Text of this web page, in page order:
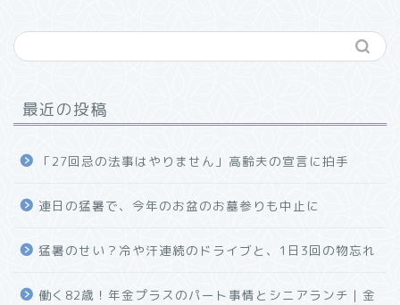
最近の投稿
「27回忌の法事はやりません」高齢夫の宣言に拍手
連日の猛暑で、今年のお盆のお墓参りも中止に
猛暑のせい？冷や汗連続のドライブと、1日3回の物忘れ
働く82歳！年金プラスのパート事情とシニアランチ｜金